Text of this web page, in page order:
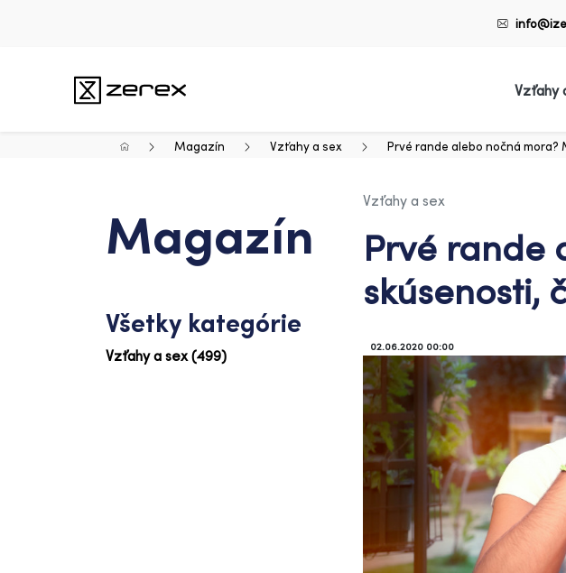
Vzťahy
Magazín Vzťahy a sex Prvé rande alebo nočná
Magazín
Všetky kategórie
Vzťahy a sex (499)
Vzťahy a sex
Prvé rande
skúsenosti,
02.06.2020 00:00